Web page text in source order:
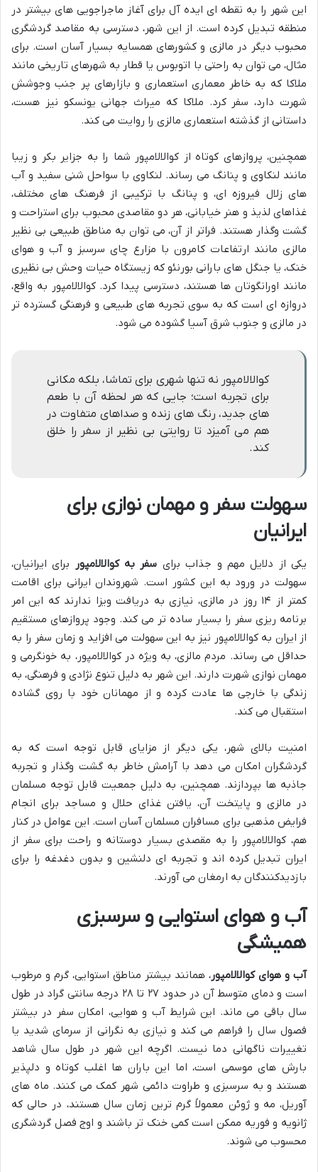
این شهر را به نقطه ای ایده آل برای آغاز ماجراجویی های بیشتر در
منطقه تبدیل کرده است. از این شهر، دسترسی به مقاصد گردشگری
محبوب دیگر در مالزی و کشورهای همسایه بسیار آسان است. برای
مثال، می توان به راحتی با اتوبوس یا قطار به شهرهای تاریخی مانند
ملاکا که به خاطر معماری استعماری و بازارهای پر جنب وجوشش
شهرت دارد، سفر کرد. ملاکا که میراث جهانی یونسکو نیز هست،
داستانی از گذشته استعماری مالزی را روایت می کند.
همچنین، پروازهای کوتاه از کوالالامپور شما را به جزایر بکر و زیبا
مانند لنکاوی و پنانگ می رساند. لنکاوی با سواحل شنی سفید و آب
های زلال فیروزه ای، و پنانگ با ترکیبی از فرهنگ های مختلف،
غذاهای لذیذ و هنر خیابانی، هر دو مقاصدی محبوب برای استراحت و
گشت وگذار هستند. فراتر از آن، می توان به مناطق طبیعی بی نظیر
مالزی مانند ارتفاعات کامرون با مزارع چای سرسبز و آب و هوای
خنک، یا جنگل های بارانی بورنئو که زیستگاه حیات وحش بی نظیری
مانند اورانگوتان ها هستند، دسترسی پیدا کرد. کوالالامپور به واقع،
دروازه ای است که به سوی تجربه های طبیعی و فرهنگی گسترده تر
در مالزی و جنوب شرق آسیا گشوده می شود.
کوالالامپور نه تنها شهری برای تماشا، بلکه مکانی
برای تجربه است؛ جایی که هر لحظه آن با طعم
های جدید، رنگ های زنده و صداهای متفاوت در
هم می آمیزد تا روایتی بی نظیر از سفر را خلق
کند.
سهولت سفر و مهمان نوازی برای
ایرانیان
یکی از دلایل مهم و جذاب برای سفر به کوالالامپور برای ایرانیان،
سهولت در ورود به این کشور است. شهروندان ایرانی برای اقامت
کمتر از ۱۴ روز در مالزی، نیازی به دریافت ویزا ندارند که این امر
برنامه ریزی سفر را بسیار ساده تر می کند. وجود پروازهای مستقیم
از ایران به کوالالامپور نیز به این سهولت می افزاید و زمان سفر را به
حداقل می رساند. مردم مالزی، به ویژه در کوالالامپور، به خونگرمی و
مهمان نوازی شهرت دارند. این شهر به دلیل تنوع نژادی و فرهنگی، به
زندگی با خارجی ها عادت کرده و از مهمانان خود با روی گشاده
استقبال می کند.
امنیت بالای شهر، یکی دیگر از مزایای قابل توجه است که به
گردشگران امکان می دهد با آرامش خاطر به گشت وگذار و تجربه
جاذبه ها بپردازند. همچنین، به دلیل جمعیت قابل توجه مسلمان
در مالزی و پایتخت آن، یافتن غذای حلال و مساجد برای انجام
فرایض مذهبی برای مسافران مسلمان آسان است. این عوامل در کنار
هم، کوالالامپور را به مقصدی بسیار دوستانه و راحت برای سفر از
ایران تبدیل کرده اند و تجربه ای دلنشین و بدون دغدغه را برای
بازدیدکنندگان به ارمغان می آورند.
آب و هوای استوایی و سرسبزی
همیشگی
آب و هوای کوالالامپور، همانند بیشتر مناطق استوایی، گرم و مرطوب
است و دمای متوسط آن در حدود ۲۷ تا ۲۸ درجه سانتی گراد در طول
سال باقی می ماند. این شرایط آب و هوایی، امکان سفر در بیشتر
فصول سال را فراهم می کند و نیازی به نگرانی از سرمای شدید یا
تغییرات ناگهانی دما نیست. اگرچه این شهر در طول سال شاهد
بارش های موسمی است، اما این باران ها اغلب کوتاه و دلپذیر
هستند و به سرسبزی و طراوت دائمی شهر کمک می کنند. ماه های
آوریل، مه و ژوئن معمولاً گرم ترین زمان سال هستند، در حالی که
ژانویه و فوریه ممکن است کمی خنک تر باشند و اوج فصل گردشگری
محسوب می شوند.